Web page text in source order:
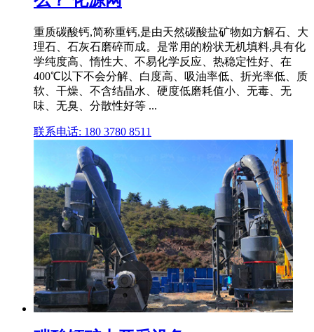
重质碳酸钙,简称重钙,是由天然碳酸盐矿物如方解石、大
理石、石灰石磨碎而成。是常用的粉状无机填料,具有化
学纯度高、惰性大、不易化学反应、热稳定性好、在
400℃以下不会分解、白度高、吸油率低、折光率低、质
软、干燥、不含结晶水、硬度低磨耗值小、无毒、无
味、无臭、分散性好等 ...
联系电话: 180 3780 8511